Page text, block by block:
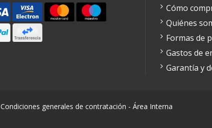
Cómo
Quiénes
Formas de
Gastos de
Garantía y
Condiciones generales de contratación - Área Interna